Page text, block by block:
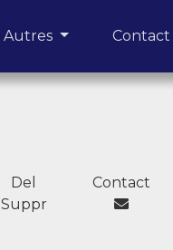
Autres Contact
Del
Contact
Suppr